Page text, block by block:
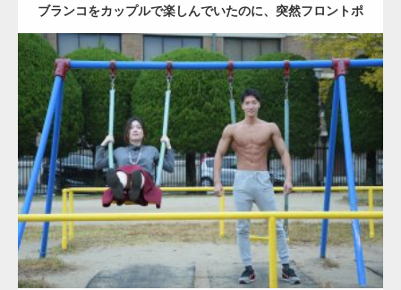
ブランコをカップルで楽しんでいたのに、突然フロントポ
ーズをするマッチョ
Update: 2021.07.6
Category:公園のマッチョ その他 AKIHITO(細マッチョ) 腹筋 大胸筋
ダウンロード